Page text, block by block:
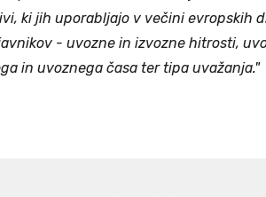
ki jih uporabljajo v večini evropskih
- uvozne in izvozne hitrosti,
in uvoznega časa ter tipa uvažanja."